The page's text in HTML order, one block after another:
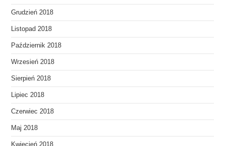
Grudzień 2018
Listopad 2018
Październik 2018
Wrzesień 2018
Sierpień 2018
Lipiec 2018
Czerwiec 2018
Maj 2018
Kwiecień 2018